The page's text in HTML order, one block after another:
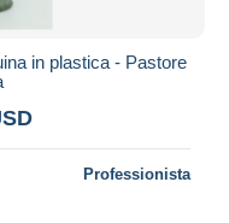
in plastica - Pastore
Professionista